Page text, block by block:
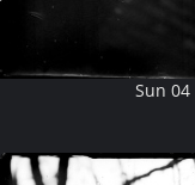
Sun 04